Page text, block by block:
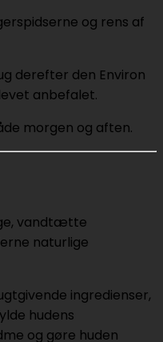
og rens af
derefter den Environ
anbefalet.
morgen og aften.
vandtætte
naturlige
ingredienser,
hudens
og gøre huden